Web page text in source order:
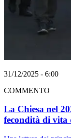
31/12/2025 - 6:00
COMMENTO
La Chiesa nel
fecondità di vita